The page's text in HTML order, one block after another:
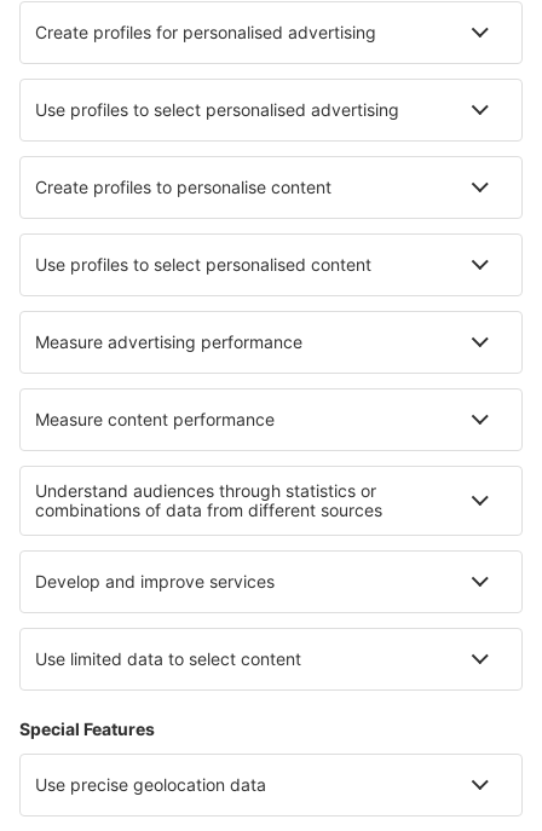
Cele mai bune hoteluri - orașe
Hoteluri în Boryeong Hoteluri în Cayrac
Hoteluri în Camaiore Hoteluri în Insula Herm
Hoteluri Branev Hoteluri în Molalla Hoteluri în Laguna
Hoteluri în Dimaro
Cele mai bune hoteluri - regiuni
Hoteluri în Berchtesgaden Hoteluri in Saxonia
Hoteluri in Mecklenburg Lake Plateau
Hoteluri in Brandenburg Lake Plateau Hoteluri in Chiemsee
Hoteluri în Coffee Triangle
Hoteluri in Novohrad Hoteluri în Puerto Plata